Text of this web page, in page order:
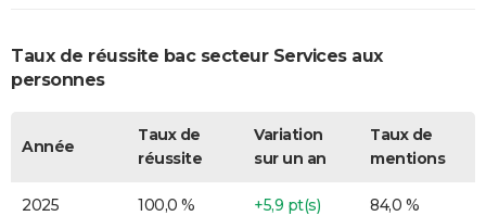
Taux de réussite bac secteur Services aux
personnes
Année
Taux de
réussite
Variation
sur un an
Taux de
mentions
2025 100,0 % +5,9 pt(s) 84,0 %